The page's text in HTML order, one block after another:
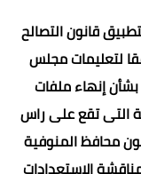
قانون التصالح
برقم 187 لسنة 2023 وفقا لتعليمات مجلس
إنهاء ملفات
التى تقع على راس
محافظ المنوفية
الاستعدادات